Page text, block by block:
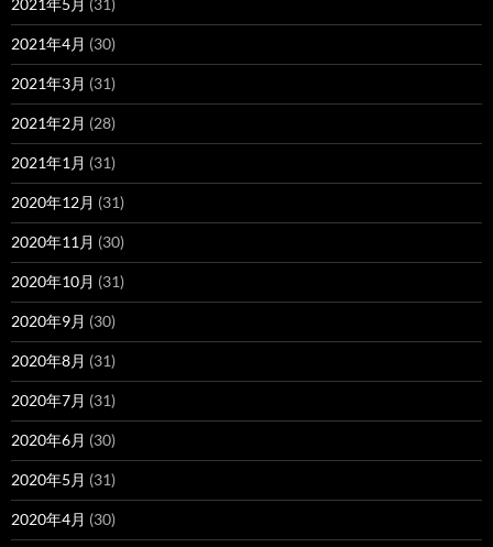
2021年5月 (31)
2021年4月 (30)
2021年3月 (31)
2021年2月 (28)
2021年1月 (31)
2020年12月 (31)
2020年11月 (30)
2020年10月 (31)
2020年9月 (30)
2020年8月 (31)
2020年7月 (31)
2020年6月 (30)
2020年5月 (31)
2020年4月 (30)